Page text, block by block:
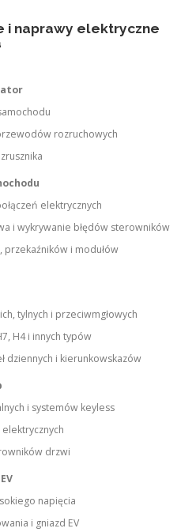
i naprawy elektryczne
rozruchowych
elektrycznych
i wykrywanie błędów sterowników
przekaźników i modułów
tylnych i przeciwmgłowych
H4 i innych typów
dziennych i kierunkowskazów
i systemów keyless
drzwi
napięcia
i gniazd EV